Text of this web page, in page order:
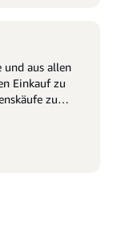
und aus allen
Einkauf zu
zu